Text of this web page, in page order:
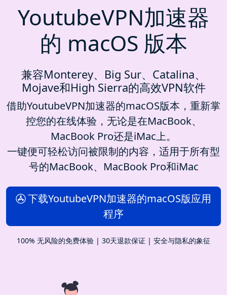
YoutubeVPN加速器
的 macOS 版本
兼容Monterey、Big Sur、Catalina、
Mojave和High Sierra的高效VPN软件
借助YoutubeVPN加速器的macOS版本，重新掌
控您的在线体验，无论是在MacBook、
MacBook Pro还是iMac上。
一键便可轻松访问被限制的内容，适用于所有型
号的MacBook、MacBook Pro和iMac
下载YoutubeVPN加速器的macOS版应用
程序
100% 无风险的免费体验 | 30天退款保证 | 安全与隐私的象征